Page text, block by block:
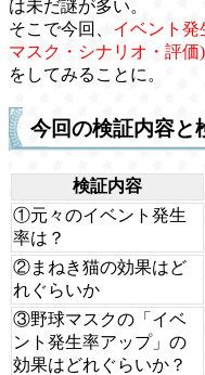
は未だ謎が多い。
そこで今回、 イベント
マスク・シナリオ・評価
をしてみることに。
今回の検証内容と
検証内容
①元々のイベント発生
率は？
②まねき猫の効果はど
れぐらいか
③野球マスクの「イベ
ント発生率アップ」の
効果はどれぐらいか？